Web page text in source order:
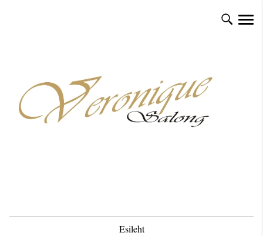
Esileht